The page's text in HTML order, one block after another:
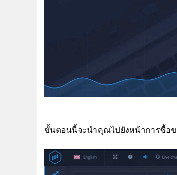
ขั้นตอนนี้จะนำคุณไปยังหน้าการซื้อข